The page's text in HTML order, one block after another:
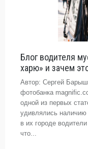
Блог водителя
харю» и зачем
Автор: Сергей
фотобанка
одной из первых
удивлялись наличию
в их городе
что...